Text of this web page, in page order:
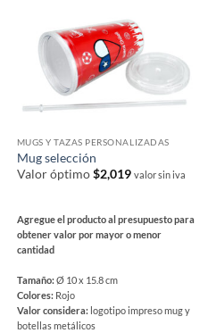
MUGS Y TAZAS PERSONALIZADAS
Mug selección
Valor óptimo$2,019 valor sin iva
Agregue el producto al presupuesto para
obtener valor por mayor o menor
cantidad
Tamaño:Ø 10 x 15.8 cm
Colores: Rojo
Valor considera: logotipo impreso mug y
botellas metálicos